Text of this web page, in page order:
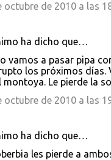
octubre de 2010 a las
ha dicho que…
vamos a pasar pipa
los próximos días.
montoya. Le pierde la
octubre de 2010 a las
ha dicho que…
les pierde a